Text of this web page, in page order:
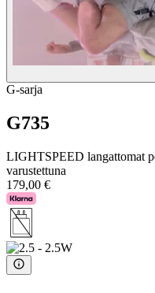
G-sarja
G735
LIGHTSPEED langattomat
varustettuna
179,00 €